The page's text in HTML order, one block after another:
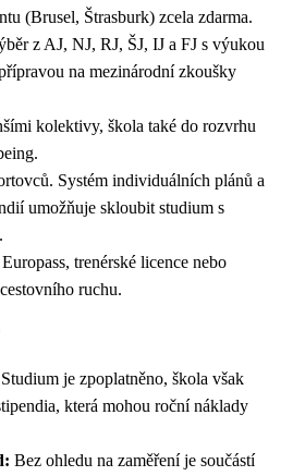
(Brusel, Štrasburk) zcela zdarma.
z AJ, NJ, RJ, ŠJ, IJ a FJ s výukou
na mezinárodní zkoušky
kolektivy, škola také do rozvrhu
Systém individuálních plánů a
umožňuje skloubit studium s
trenérské licence nebo
ruchu.
Studium je zpoplatněno, škola však
která mohou roční náklady
Bez ohledu na zaměření je součástí